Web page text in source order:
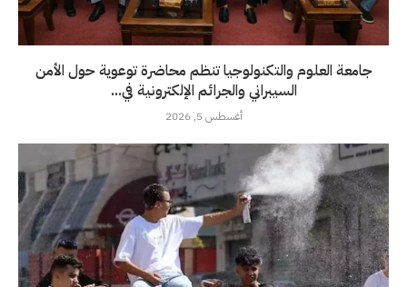
جامعة العلوم والتكنولوجيا تنظم محاضرة توعوية حول الأمن
السيبراني والجرائم الإلكترونية في...
أغسطس 5, 2026